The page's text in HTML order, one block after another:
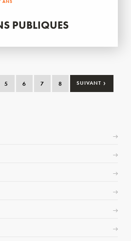
ANS
PUBLIQUES
5 6 7 8 SUIVANT ›